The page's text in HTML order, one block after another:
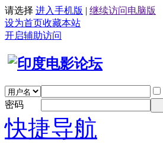
请选择 进入手机版 | 继续访问电脑版
设为首页收藏本站
开启辅助访问
密码
快捷导航